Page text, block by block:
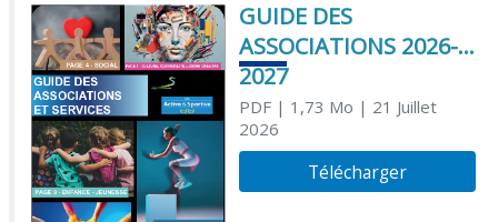
GUIDE DES
ASSOCIATIONS 2026-
2027
PDF| 1,73 Mo | 21 Juillet
2026
Télécharger